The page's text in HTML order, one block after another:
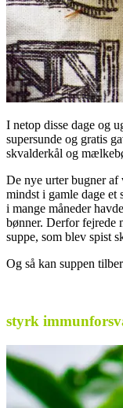
I netop disse dage og
supersunde og gratis
skvalderkål og
De nye urter bugner
mindst i gamle dage et
i mange måneder
bønner. Derfor fejrede
suppe, som blev spist
Og så kan suppen
styrk